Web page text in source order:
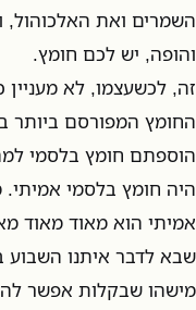
השמרים ואת האלכוהול,
והופה, יש לכם חומץ.
זה, לכשעצמו, לא
החומץ המפורסם ביותר
הוספתם חומץ בלסמי
היה חומץ בלסמי
אמיתי הוא מאוד מאוד
שבא לדבר איתנו השבוע
מישהו שבקלות אפשר